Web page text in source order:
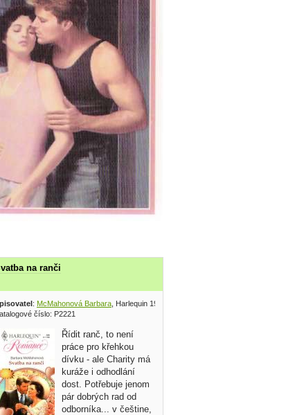
na ranči
: McMahonová Barbara , Harlequin 1998
číslo: P2221
Řídit ranč, to není
práce pro křehkou
dívku - ale Charity má
kuráže i odhodlání
dost. Potřebuje jenom
pár dobrých rad od
odborníka... v češtine,